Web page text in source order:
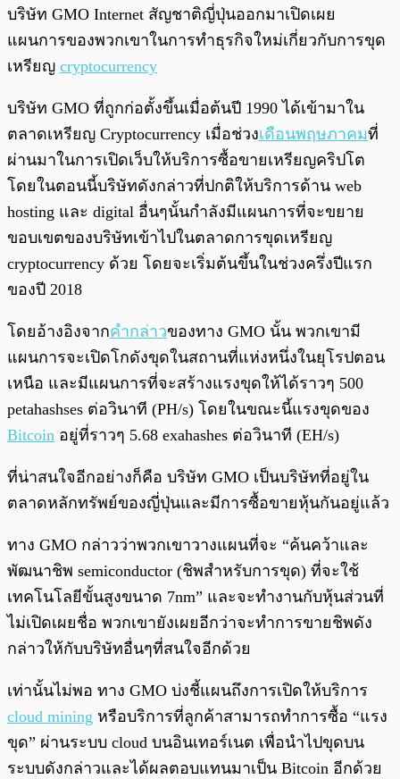
บริษัท GMO Internet สัญชาติญี่ปุ่นออกมาเปิดเผย
แผนการของพวกเขาในการทำธุรกิจใหม่เกี่ยวกับการขุด
เหรียญ cryptocurrency
บริษัท GMO ที่ถูกก่อตั้งขึ้นเมื่อต้นปี 1990 ได้เข้ามาใน
ตลาดเหรียญ Cryptocurrency เมื่อช่วงเดือนพฤษภาคมที่
ผ่านมาในการเปิดเว็บให้บริการซื้อขายเหรียญคริปโต
โดยในตอนนี้บริษัทดังกล่าวที่ปกติให้บริการด้าน web
hosting และ digital อื่นๆนั้นกำลังมีแผนการที่จะขยาย
ขอบเขตของบริษัทเข้าไปในตลาดการขุดเหรียญ
cryptocurrency ด้วย โดยจะเริ่มต้นขึ้นในช่วงครึ่งปีแรก
ของปี 2018
โดยอ้างอิงจากคำกล่าวของทาง GMO นั้น พวกเขามี
แผนการจะเปิดโกดังขุดในสถานที่แห่งหนึ่งในยุโรปตอน
เหนือ และมีแผนการที่จะสร้างแรงขุดให้ได้ราวๆ 500
petahashses ต่อวินาที (PH/s) โดยในขณะนี้แรงขุดของ
Bitcoin อยู่ที่ราวๆ 5.68 exahashes ต่อวินาที (EH/s)
ที่น่าสนใจอีกอย่างก็คือ บริษัท GMO เป็นบริษัทที่อยู่ใน
ตลาดหลักทรัพย์ของญี่ปุ่นและมีการซื้อขายหุ้นกันอยู่แล้ว
ทาง GMO กล่าวว่าพวกเขาวางแผนที่จะ “ค้นคว้าและ
พัฒนาชิพ semiconductor (ชิพสำหรับการขุด) ที่จะใช้
เทคโนโลยีขั้นสูงขนาด 7nm” และจะทำงานกับหุ้นส่วนที่
ไม่เปิดเผยชื่อ พวกเขายังเผยอีกว่าจะทำการขายชิพดัง
กล่าวให้กับบริษัทอื่นๆที่สนใจอีกด้วย
เท่านั้นไม่พอ ทาง GMO บ่งชี้แผนถึงการเปิดให้บริการ
cloud mining หรือบริการที่ลูกค้าสามารถทำการซื้อ “แรง
ขุด” ผ่านระบบ cloud บนอินเทอร์เนต เพื่อนำไปขุดบน
ระบบดังกล่าวและได้ผลตอบแทนมาเป็น Bitcoin อีกด้วย